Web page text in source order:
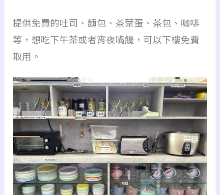
提供免費的吐司、麵包、茶葉蛋、茶包、咖啡
等，想吃下午茶或者宵夜嘴饞，可以下樓免費
取用。